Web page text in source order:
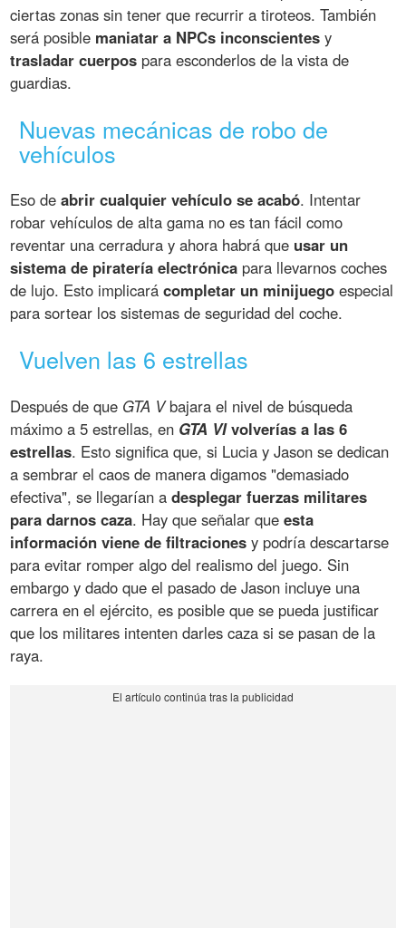
ciertas zonas sin tener que recurrir a tiroteos. También
será posible maniatar a NPCs inconscientes y
trasladar cuerpos para esconderlos de la vista de
guardias.
Nuevas mecánicas de robo de
vehículos
Eso deabrir cualquier vehículo se acabó. Intentar
robar vehículos de alta gama no es tan fácil como
reventar una cerradura y ahora habrá que usar un
sistema de piratería electrónica para llevarnos coches
de lujo. Esto implicarácompletar un minijuego especial
para sortear los sistemas de seguridad del coche.
Vuelven las 6 estrellas
Después de que GTA Vbajara el nivel de búsqueda
máximo a 5 estrellas, en GTA VIvolverías a las 6
estrellas. Esto significa que, si Lucia y Jason se dedican
a sembrar el caos de manera digamos "demasiado
efectiva", se llegarían adesplegar fuerzas militares
para darnos caza. Hay que señalar queesta
información viene de filtraciones y podría descartarse
para evitar romper algo del realismo del juego. Sin
embargo y dado que el pasado de Jason incluye una
carrera en el ejército, es posible que se pueda justificar
que los militares intenten darles caza si se pasan de la
raya.